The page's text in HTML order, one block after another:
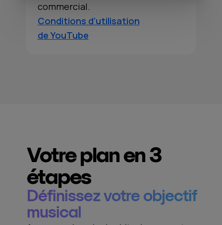
commercial.
Conditions d’utilisation
de YouTube
Votre plan en 3
étapes
Définissez votre objectif
musical